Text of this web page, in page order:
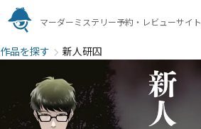
マーダーミステリー予約・レビューサイト
作品を探す 新人研囚